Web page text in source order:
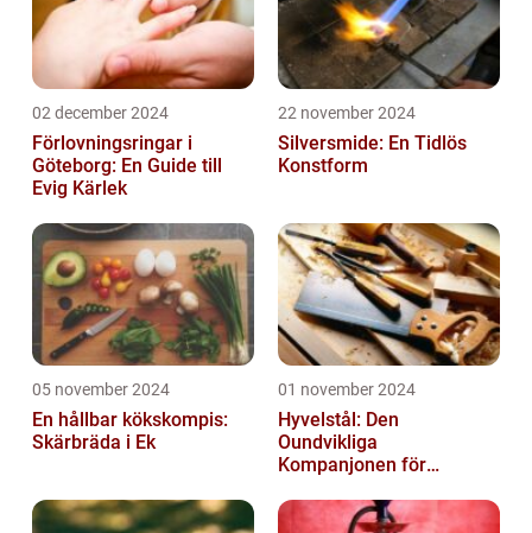
02 december 2024
Förlovningsringar i
Göteborg: En Guide till
Evig Kärlek
22 november 2024
Silversmide: En Tidlös
Konstform
05 november 2024
En hållbar kökskompis:
Skärbräda i Ek
01 november 2024
Hyvelstål: Den
Oundvikliga
Kompanjonen för